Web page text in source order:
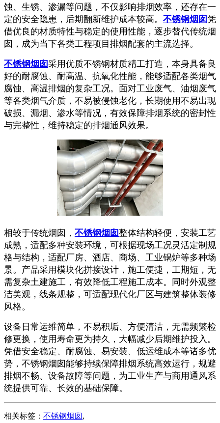
蚀、生锈、渗漏等问题，不仅影响排烟效率，还存在一
定的安全隐患，后期翻新维护成本较高。 不锈钢烟囱凭
借优良的材质特性与稳定的使用性能，逐步替代传统烟
囱，成为当下各类工程项目排烟配套的主流选择。
不锈钢烟囱采用优质不锈钢材质精工打造，本身具备良
好的耐腐蚀、耐高温、抗氧化性能，能够适配各类烟气
腐蚀、高温排烟的复杂工况。面对工业废气、油烟废气
等各类烟气介质，不易被侵蚀老化，长期使用不易出现
破损、漏烟、渗水等情况，有效保障排烟系统的密封性
与完整性，维持稳定的排烟通风效果。
相较于传统烟囱， 不锈钢烟囱整体结构轻便，安装工艺
成熟，适配多种安装环境，可根据现场工况灵活定制规
格与结构，适配厂房、酒店、商场、工业锅炉等多种场
景。产品采用模块化拼接设计，施工便捷，工期短，无
需复杂土建施工，有效降低工程施工成本。同时外观整
洁美观，线条规整，可适配现代化厂区与建筑整体装修
风格。
设备日常运维简单，不易积垢、方便清洁，无需频繁检
修更换，使用寿命更为持久，大幅减少后期维护投入。
凭借安全稳定、耐腐蚀、易安装、低运维成本等诸多优
势，不锈钢烟囱能够持续保障排烟系统高效运行，规避
排烟不畅、设备故障等问题，为工业生产与商用通风系
统提供可靠、长效的基础保障。
相关标签： 不锈钢烟囱 ,